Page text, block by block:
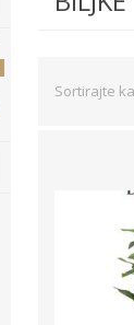
Sortirajte